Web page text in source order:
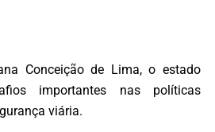
Conceição de Lima, o estado
importantes nas políticas
viária.